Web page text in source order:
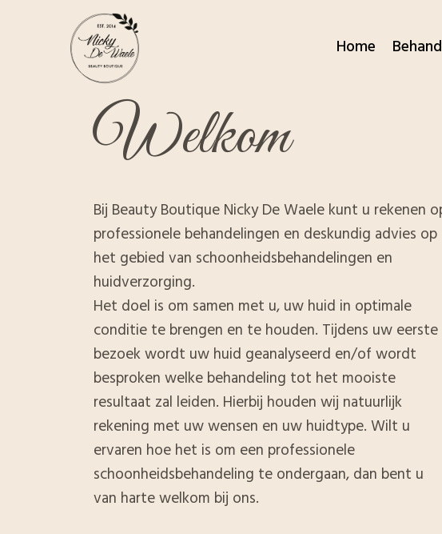
Home
Welkom
Bij Beauty Boutique Nicky De Waele kunt u rekenen
professionele behandelingen en deskundig advies op
het gebied van schoonheidsbehandelingen en
huidverzorging.
Het doel is om samen met u, uw huid in optimale
conditie te brengen en te houden. Tijdens uw eerste
bezoek wordt uw huid geanalyseerd en/of wordt
besproken welke behandeling tot het mooiste
resultaat zal leiden. Hierbij houden wij natuurlijk
rekening met uw wensen en uw huidtype. Wilt u
ervaren hoe het is om een professionele
schoonheidsbehandeling te ondergaan, dan bent u
van harte welkom bij ons.